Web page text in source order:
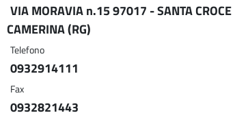
VIA MORAVIA n.15 97017 - SANTA CROCE
CAMERINA (RG)
Telefono
0932914111
Fax
0932821443